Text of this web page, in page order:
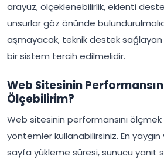
arayüz, ölçeklenebilirlik, eklenti
unsurlar göz önünde
aşmayacak, teknik destek
bir sistem tercih edilmelidir.
Web Sitesinin
Ölçebilirim?
Web sitesinin performansını
yöntemler kullanabilirsiniz. En
sayfa yükleme süresi, sunucu yanıt